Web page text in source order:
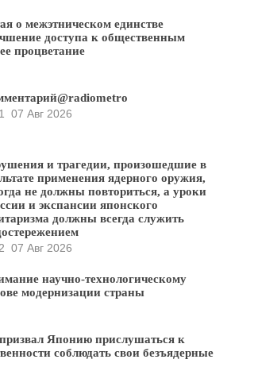
о межэтническом единстве
доступа к общественным
процветание
07 Авг 2026
и трагедии, произошедшие в
применения ядерного оружия,
не должны повториться, а уроки
и экспансии японского
должны всегда служить
07 Авг 2026
научно-технологическому
модернизации страны
Японию прислушаться к
соблюдать свои безъядерные